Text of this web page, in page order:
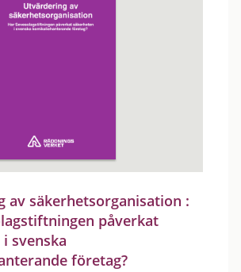
av säkerhetsorganisation :
påverkat
svenska
företag?